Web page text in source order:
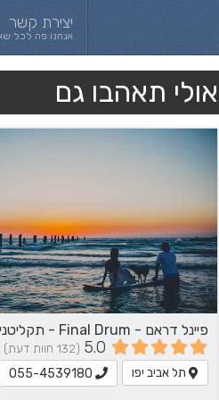
יצירת קשר
אנחנו פה לכל
אולי תאהבו גם
5.0 (132 חוות דעת)
תל אביב יפו 055-4539180